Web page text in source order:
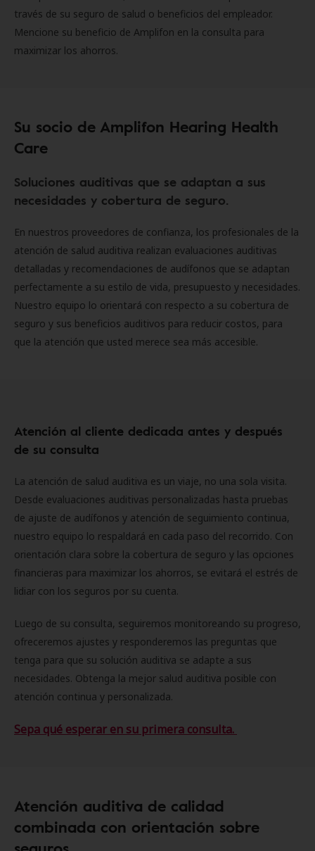
través de su seguro de salud o beneficios del empleador.
Mencione su beneficio de Amplifon en la consulta para
maximizar los ahorros.
Su socio de Amplifon Hearing Health
Care
Soluciones auditivas que se adaptan a sus
necesidades y cobertura de seguro.
En nuestros proveedores de confianza, los profesionales de la
atención de salud auditiva realizan evaluaciones auditivas
detalladas y recomendaciones de audífonos que se adaptan
perfectamente a su estilo de vida, presupuesto y necesidades.
Nuestro equipo lo orientará con respecto a su cobertura de
seguro y sus beneficios auditivos para reducir costos, para
que la atención que usted merece sea más accesible.
Atención al cliente dedicada antes y después
de su consulta
La atención de salud auditiva es un viaje, no una sola visita.
Desde evaluaciones auditivas personalizadas hasta pruebas
de ajuste de audífonos y atención de seguimiento continua,
nuestro equipo lo respaldará en cada paso del recorrido. Con
orientación clara sobre la cobertura de seguro y las opciones
financieras para maximizar los ahorros, se evitará el estrés de
lidiar con los seguros por su cuenta.
Luego de su consulta, seguiremos monitoreando su progreso,
ofreceremos ajustes y responderemos las preguntas que
tenga para que su solución auditiva se adapte a sus
necesidades. Obtenga la mejor salud auditiva posible con
atención continua y personalizada.
Sepa qué esperar en su primera consulta.
Atención auditiva de calidad
combinada con orientación sobre